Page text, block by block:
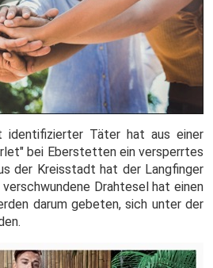
identifizierter Täter hat aus einer
bei Eberstetten ein versperrtes
der Kreisstadt hat der Langfinger
Drahtesel hat einen
darum gebeten, sich unter der